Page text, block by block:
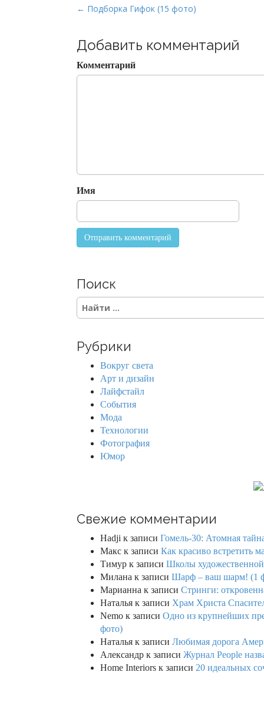
P
s
t
n
i
o
← Подборка Гифок (15 фото)
Добавить комментарий
Комментарий
Имя
Поиск
S
c
Рубрики
Вокруг света
Арт и дизайн
Лайфстайл
События
Мода
Технологии
Фотография
Юмор
Свежие комментарии
Hadji к записи Гомель-30: Атомная
Макс к записи Как красиво встретить
Тимур к записи Школы
Милана к записи Шарф – ваш шарм! (1
Марианна к записи Стринги:
Наталья к записи Храм Христа
Nemo к записи Одно из крупнейших
фото)
Наталья к записи Любимая дорога
Александр к записи Журнал People
Home Interiors к записи 20 идеальных